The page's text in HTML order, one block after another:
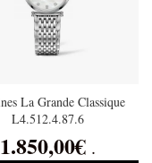
La Grande Classique
L4.512.4.87.6
1.850,00€ .